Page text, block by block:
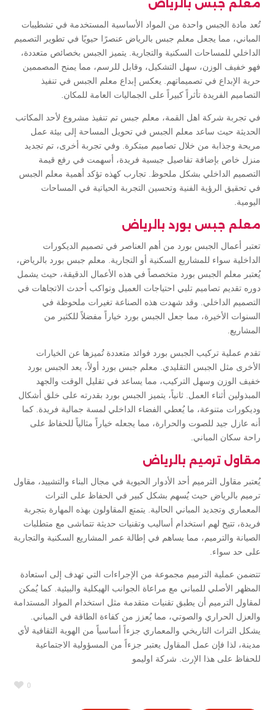
معلم جبس بالرياض
تُعد مادة الجبس واحدة من المواد الأساسية المستخدمة في تشطيبات
المباني، مما يجعل معلم جبس بالرياض عنصرًا حيويًا في تطوير التصميم
الداخلي للمساحات السكنية والتجارية. يتميز الجبس بخصائص متعددة،
فهو خفيف الوزن، سهل التشكيل، وقابل للرسم، مما يمنح المصممين
حرية الإبداع في تصميماتهم. يعكس إبداع معلم الجبس في تنفيذ
التصاميم الفريدة تأثراً كبيراً على الجماليات العامة للمكان.
في تجربة شركة اهل القمة، معلم جبس تم تنفيذ مشروع لأحد المكاتب
الحديثة حيث ساعد معلم الجبس في تحويل المساحة إلى بيئة عمل
مريحة وجذابة من خلال تصاميم مبتكرة. وفي تجربة أخرى، تم تجديد
منزل خاص بإضافة تفاصيل جبسية فريدة، أسهمت في رفع قيمة
التصميم الداخلي بشكل ملحوظ. تجارب كهذه تؤكد أهمية معلم الجبس
في تحقيق الرؤية الفنية وتحسين التجربة الحياتية في المساحات
اليومية.
معلم جبس بورد بالرياض
تعتبر أعمال الجبس بورد من أهم العناصر في تصميم الديكورات
الداخلية سواء للمشاريع السكنية أو التجارية. معلم جبس بورد بالرياض،
يُعتبر معلم الجبس بورد متخصصاً في هذه الأعمال الدقيقة، حيث يشمل
دوره تقديم تصاميم تلبي احتياجات العميل وتواكب أحدث الاتجاهات في
التصميم الداخلي. وقد شهدت هذه الصناعة تغيرات ملحوظة في
السنوات الأخيرة، مما جعل الجبس بورد خياراً مفضلاً للكثير من
المشاريع.
تقدم عملية تركيب الجبس بورد فوائد متعددة تُميزها عن الخيارات
الأخرى مثل الجبس التقليدي. معلم جبس بورد أولاً، يعد الجبس بورد
خفيف الوزن وسهل التركيب، مما يساعد في تقليل الوقت والجهد
المبذولين أثناء العمل. ثانياً، يتميز الجبس بورد بقدرته على خلق أشكال
وديكورات متنوعة، ما يُعطي الفضاء الداخلي لمسة جمالية فريدة. كما
أنه عازل جيد للصوت والحرارة، مما يجعله خياراً مثالياً للحفاظ على
راحة سكان المباني.
مقاول ترميم بالرياض
يُعتبر مقاول الترميم أحد الأدوار الحيوية في مجال البناء والتشييد، مقاول
ترميم بالرياض حيث يُسهم بشكل كبير في الحفاظ على التراث
المعماري وتجديد المباني الحالية. يتمتع المقاولون بهذه المهارة بتجربة
فريدة، تتيح لهم استخدام أساليب وتقنيات حديثة تتماشى مع متطلبات
الصيانة والترميم، مما يساهم في إطالة عمر المشاريع السكنية والتجارية
على حد سواء.
تتضمن عملية الترميم مجموعة من الإجراءات التي تهدف إلى استعادة
المظهر الأصلي للمباني مع مراعاة الجوانب الهيكلية والبيئية. كما يُمكن
لمقاول الترميم أن يطبق تقنيات متقدمة مثل استخدام المواد المستدامة
والعزل الحراري والصوتي، مما يُعزز من كفاءة الطاقة في المباني.
يشكل التراث التاريخي والمعماري جزءاً أساسياً من الهوية الثقافية لأي
مدينة، لذا فإن عمل المقاول يعتبر جزءاً من المسؤولية الاجتماعية
للحفاظ على هذا الإرث. شركة اوليمو
0